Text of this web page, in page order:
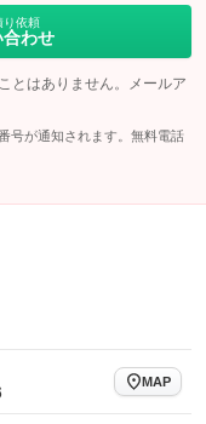
り依頼
わせ
とはありません。メールア
号が通知されます。無料電話
MAP